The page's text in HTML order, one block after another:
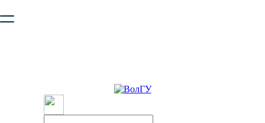
безопасную работу с сайтом. Пожалуйста